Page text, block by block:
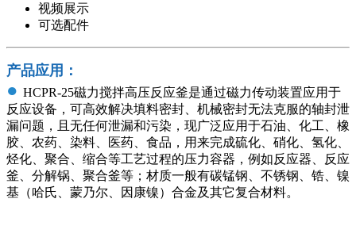
视频展示
可选配件
产品应用：
● HCPR-25磁力搅拌高压反应釜是通过磁力传动装置应用于
反应设备，可高效解决填料密封、机械密封无法克服的轴封泄
漏问题，且无任何泄漏和污染，现广泛应用于石油、化工、橡
胶、农药、染料、医药、食品，用来完成硫化、硝化、氢化、
烃化、聚合、缩合等工艺过程的压力容器，例如反应器、反应
釜、分解锅、聚合釜等；材质一般有碳锰钢、不锈钢、锆、镍
基（哈氏、蒙乃尔、因康镍）合金及其它复合材料。